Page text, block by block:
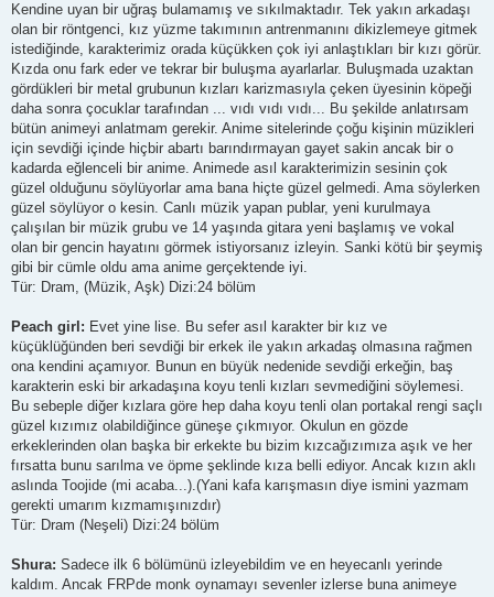
Kendine uyan bir uğraş bulamamış ve sıkılmaktadır. Tek yakın arkadaşı
olan bir röntgenci, kız yüzme takımının antrenmanını dikizlemeye gitmek
istediğinde, karakterimiz orada küçükken çok iyi anlaştıkları bir kızı görür.
Kızda onu fark eder ve tekrar bir buluşma ayarlarlar. Buluşmada uzaktan
gördükleri bir metal grubunun kızları karizmasıyla çeken üyesinin köpeği
daha sonra çocuklar tarafından ... vıdı vıdı vıdı... Bu şekilde anlatırsam
bütün animeyi anlatmam gerekir. Anime sitelerinde çoğu kişinin müzikleri
için sevdiği içinde hiçbir abartı barındırmayan gayet sakin ancak bir o
kadarda eğlenceli bir anime. Animede asıl karakterimizin sesinin çok
güzel olduğunu söylüyorlar ama bana hiçte güzel gelmedi. Ama söylerken
güzel söylüyor o kesin. Canlı müzik yapan publar, yeni kurulmaya
çalışılan bir müzik grubu ve 14 yaşında gitara yeni başlamış ve vokal
olan bir gencin hayatını görmek istiyorsanız izleyin. Sanki kötü bir şeymiş
gibi bir cümle oldu ama anime gerçektende iyi.
Tür: Dram, (Müzik, Aşk) Dizi:24 bölüm
Peach girl: Evet yine lise. Bu sefer asıl karakter bir kız ve
küçüklüğünden beri sevdiği bir erkek ile yakın arkadaş olmasına rağmen
ona kendini açamıyor. Bunun en büyük nedenide sevdiği erkeğin, baş
karakterin eski bir arkadaşına koyu tenli kızları sevmediğini söylemesi.
Bu sebeple diğer kızlara göre hep daha koyu tenli olan portakal rengi saçlı
güzel kızımız olabildiğince güneşe çıkmıyor. Okulun en gözde
erkeklerinden olan başka bir erkekte bu bizim kızcağızımıza aşık ve her
fırsatta bunu sarılma ve öpme şeklinde kıza belli ediyor. Ancak kızın aklı
aslında Toojide (mi acaba...).(Yani kafa karışmasın diye ismini yazmam
gerekti umarım kızmamışınızdır)
Tür: Dram (Neşeli) Dizi:24 bölüm
Shura: Sadece ilk 6 bölümünü izleyebildim ve en heyecanlı yerinde
kaldım. Ancak FRPde monk oynamayı sevenler izlerse buna animeye